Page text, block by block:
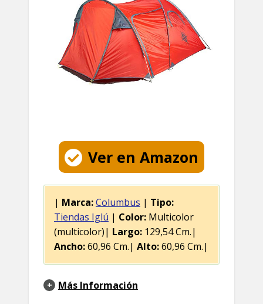
Ver en Amazon
| Marca:Columbus | Tipo:
Tiendas Iglú | Color: Multicolor
(multicolor)| Largo: 129,54 Cm.|
Ancho:60,96 Cm.| Alto:60,96 Cm.|
Más Información